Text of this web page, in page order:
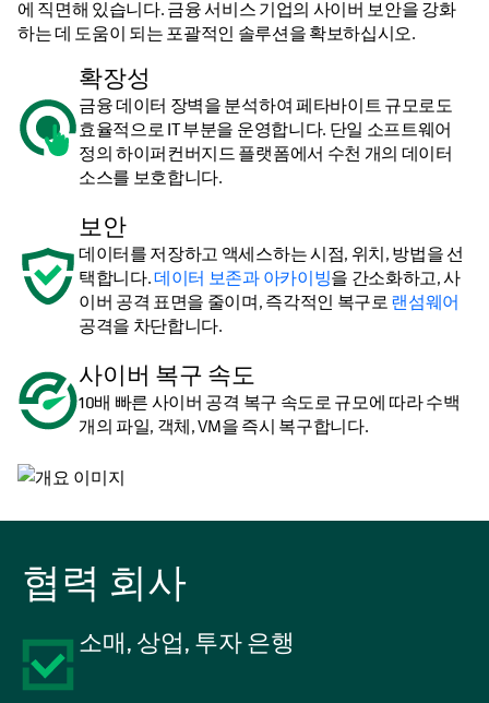
에 직면해 있습니다. 금융 서비스 기업의 사이버 보안을 강화
하는 데 도움이 되는 포괄적인 솔루션을 확보하십시오.
확장성
금융 데이터 장벽을 분석하여 페타바이트 규모로도
효율적으로 IT 부분을 운영합니다. 단일 소프트웨어
정의 하이퍼컨버지드 플랫폼에서 수천 개의 데이터
소스를 보호합니다.
보안
데이터를 저장하고 액세스하는 시점, 위치, 방법을 선
택합니다.데이터 보존과 아카이빙을 간소화하고, 사
이버 공격 표면을 줄이며, 즉각적인 복구로랜섬웨어
공격을 차단합니다.
사이버 복구 속도
10배 빠른 사이버 공격 복구 속도로 규모에 따라 수백
개의 파일, 객체, VM을 즉시 복구합니다.
협력 회사
소매, 상업, 투자 은행